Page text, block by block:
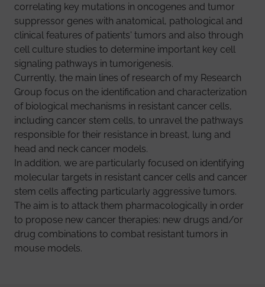
correlating key mutations in oncogenes and tumor
suppressor genes with anatomical, pathological and
clinical features of patients' tumors and also through
cell culture studies to determine important key cell
signaling pathways in tumorigenesis.
Currently, the main lines of research of my Research
Group focus on the identification and characterization
of biological mechanisms in resistant cancer cells,
including cancer stem cells, to unravel the pathways
responsible for their resistance in breast, lung and
head and neck cancer models.
In addition, we are particularly focused on identifying
molecular targets in resistant cancer cells and cancer
stem cells affecting particularly aggressive tumors.
The aim is to attack them pharmacologically in order
to propose new cancer therapies: new drugs and/or
drug combinations to combat resistant tumors in
mouse models.